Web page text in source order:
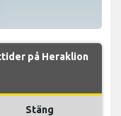
på Heraklion
Stäng